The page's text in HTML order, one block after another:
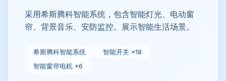
采用希斯腾科智能系统，包含智能灯光、电动窗
帘、背景音乐、安防监控。展示智能生活场景。
希斯腾科智能系统
智能开关 ×18
智能窗帘电机 ×6